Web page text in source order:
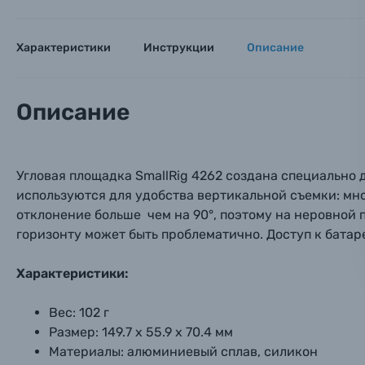
Оптические приборы
Осветительное оборудование
Фоторамки
Фотоальбомы
Книги о фотографии, альбомы известных
Вами с
Нажимая
Характеристики Инструкции Описание
Описание
Угловая площадка SmallRig 4262 создана
используются для удобства вертикальной съемки:
отклонение больше чем на 90°, поэтому на неровной
горизонту может быть проблематично. Доступ к
Характеристики:
Вес: 102 г
Размер: 149.7 х 55.9 х 70.4 мм
Материалы: алюминиевый сплав, силикон